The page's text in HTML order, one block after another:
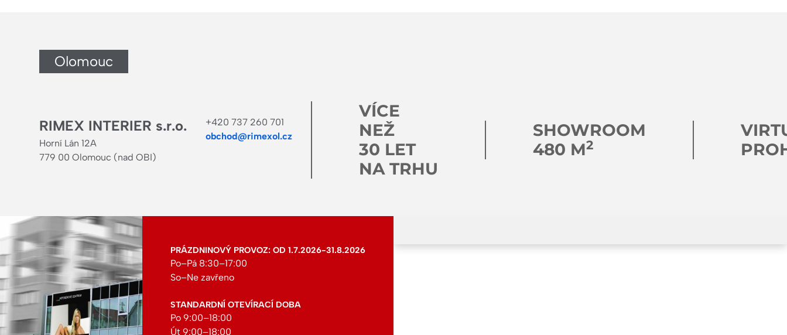
Olomouc
RIMEX INTERIER s.r.o.
Horní Lán 12A
779 00 Olomouc (nad OBI)
+420 737 260 701
obchod@rimexol.cz
VÍCE
NEŽ
30 LET
NA TRHU
SHOWROOM
480 M2
PRÁZDNINOVÝ PROVOZ: OD 1.7.2026-31.8.2026
Po–Pá 8:30–17:00
So–Ne zavřeno
STANDARDNÍ OTEVÍRACÍ DOBA
Po 9:00–18:00
Út 9:00–18:00